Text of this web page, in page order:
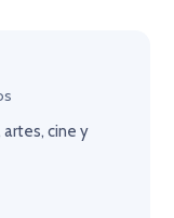
cine y